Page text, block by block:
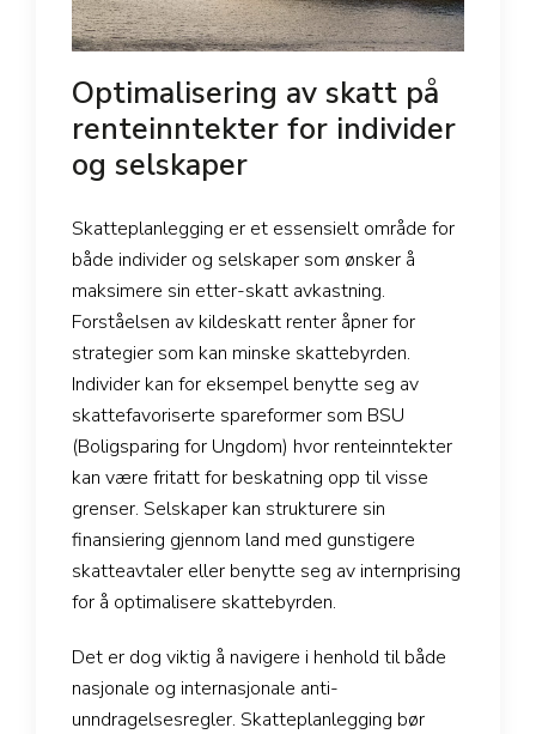
Optimalisering av skatt på
renteinntekter for individer
og selskaper
Skatteplanlegging er et essensielt område for
både individer og selskaper som ønsker å
maksimere sin etter-skatt avkastning.
Forståelsen av kildeskatt renter åpner for
strategier som kan minske skattebyrden.
Individer kan for eksempel benytte seg av
skattefavoriserte spareformer som BSU
(Boligsparing for Ungdom) hvor renteinntekter
kan være fritatt for beskatning opp til visse
grenser. Selskaper kan strukturere sin
finansiering gjennom land med gunstigere
skatteavtaler eller benytte seg av internprising
for å optimalisere skattebyrden.
Det er dog viktig å navigere i henhold til både
nasjonale og internasjonale anti-
unndragelsesregler. Skatteplanlegging bør